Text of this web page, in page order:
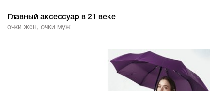
Главный аксессуар в 21 веке
очки жен, очки муж